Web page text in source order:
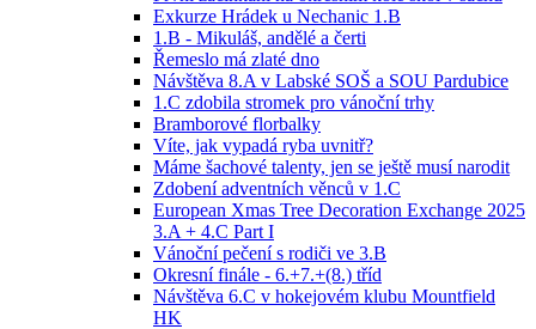
Exkurze Hrádek u Nechanic 1.B
1.B - Mikuláš, andělé a čerti
Řemeslo má zlaté dno
Návštěva 8.A v Labské SOŠ a SOU Pardubice
1.C zdobila stromek pro vánoční trhy
Bramborové florbalky
Víte, jak vypadá ryba uvnitř?
Máme šachové talenty, jen se ještě musí narodit
Zdobení adventních věnců v 1.C
European Xmas Tree Decoration Exchange 2025
3.A + 4.C Part I
Vánoční pečení s rodiči ve 3.B
Okresní finále - 6.+7.+(8.) tříd
Návštěva 6.C v hokejovém klubu Mountfield
HK